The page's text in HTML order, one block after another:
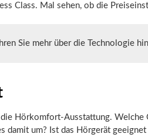
Class. Mal sehen, ob die
Sie mehr über die Technologie
Hörkomfort-Ausstattung. Welche
damit um? Ist das Hörgerät